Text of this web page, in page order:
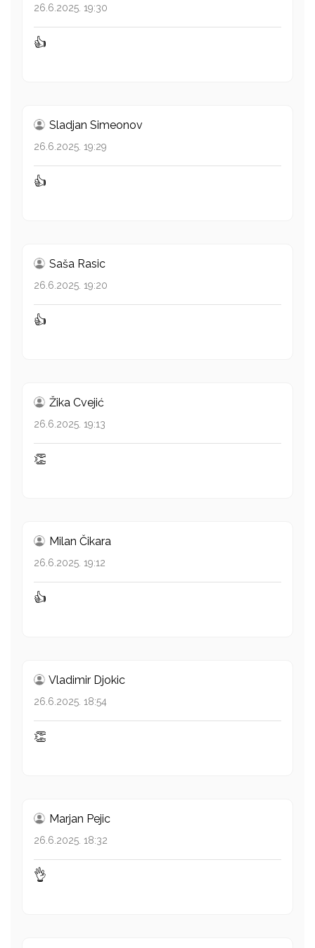
26.6.2025. 19:30
👍
Sladjan Simeonov
26.6.2025. 19:29
👍
Saša Rasic
26.6.2025. 19:20
👍
Žika Cvejić
26.6.2025. 19:13
👏
Milan Čikara
26.6.2025. 19:12
👍
Vladimir Djokic
26.6.2025. 18:54
👏
Marjan Pejic
26.6.2025. 18:32
👌